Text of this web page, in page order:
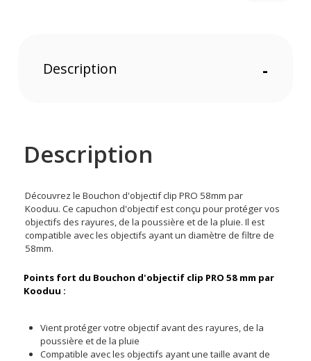
Description -
Description
Découvrez le Bouchon d'objectif clip PRO 58mm par
Kooduu. Ce capuchon d'objectif est conçu pour protéger vos
objectifs des rayures, de la poussière et de la pluie. Il est
compatible avec les objectifs ayant un diamètre de filtre de
58mm.
Points fort du Bouchon d'objectif clip PRO 58 mm par
Kooduu :
Vient protéger votre objectif avant des rayures, de la
poussière et de la pluie
Compatible avec les objectifs ayant une taille avant de